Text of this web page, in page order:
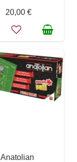
20,00 €
Anatolian